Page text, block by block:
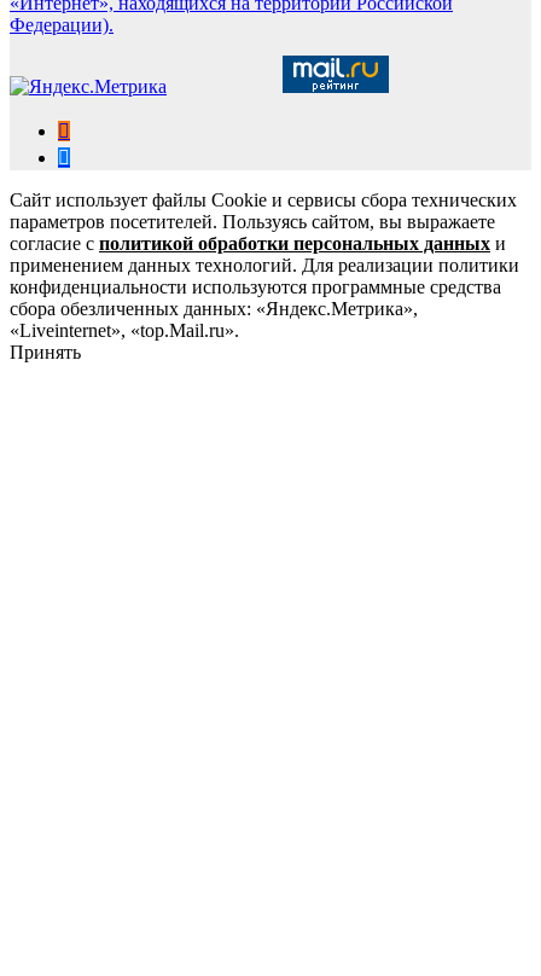
Федерации).
Сайт использует файлы Cookie и сервисы сбора технических
параметров посетителей. Пользуясь сайтом, вы выражаете
согласие с политикой обработки персональных данных и
применением данных технологий. Для реализации политики
конфиденциальности используются программные средства
сбора обезличенных данных: «Яндекс.Метрика»,
«Liveinternet», «top.Mail.ru».
Принять